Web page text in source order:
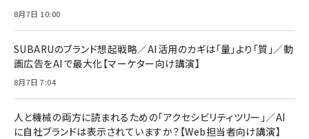
8月7日 10:00
SUBARUのブランド想起戦略／AI活用のカギは「量」より「質」／動
画広告をAIで最大化【マーケター向け講演】
8月7日 7:04
人と機械の両方に読まれるための「アクセシビリティツリー」／AI
に自社ブランドは表示されていますか？【Web担当者向け講演】